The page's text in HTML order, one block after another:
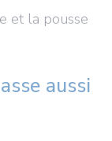
et la pousse
aussi